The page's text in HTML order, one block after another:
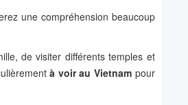
une compréhension beaucoup
de visiter différents temples et
à voir au Vietnampour